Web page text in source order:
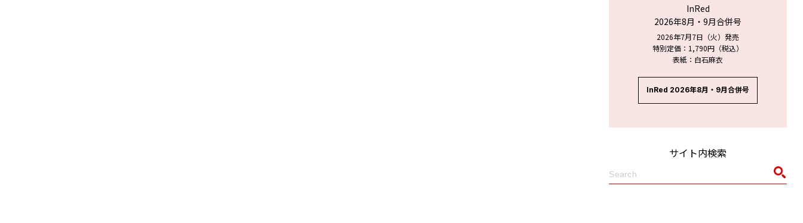
InRed
2026年8月・9月合併号
2026年7月7日（火）発売
特別定価：1,790円（税込）
表紙：白石麻衣
InRed 2026年8月・9月合併号
サイト内検索